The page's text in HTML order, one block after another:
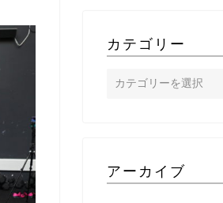
カテゴリー
アーカイブ